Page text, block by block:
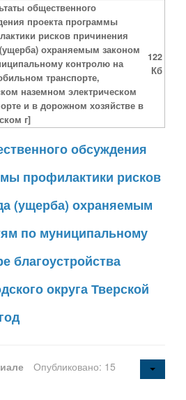
общественного
проекта программы
рисков причинения
охраняемым законом
контролю на
транспорте,
наземном электрическом
и в дорожном хозяйстве в
г]
122
Кб
обсуждения
профилактики рисков
(ущерба) охраняемым
по муниципальному
благоустройства
округа Тверской
Опубликовано: 15